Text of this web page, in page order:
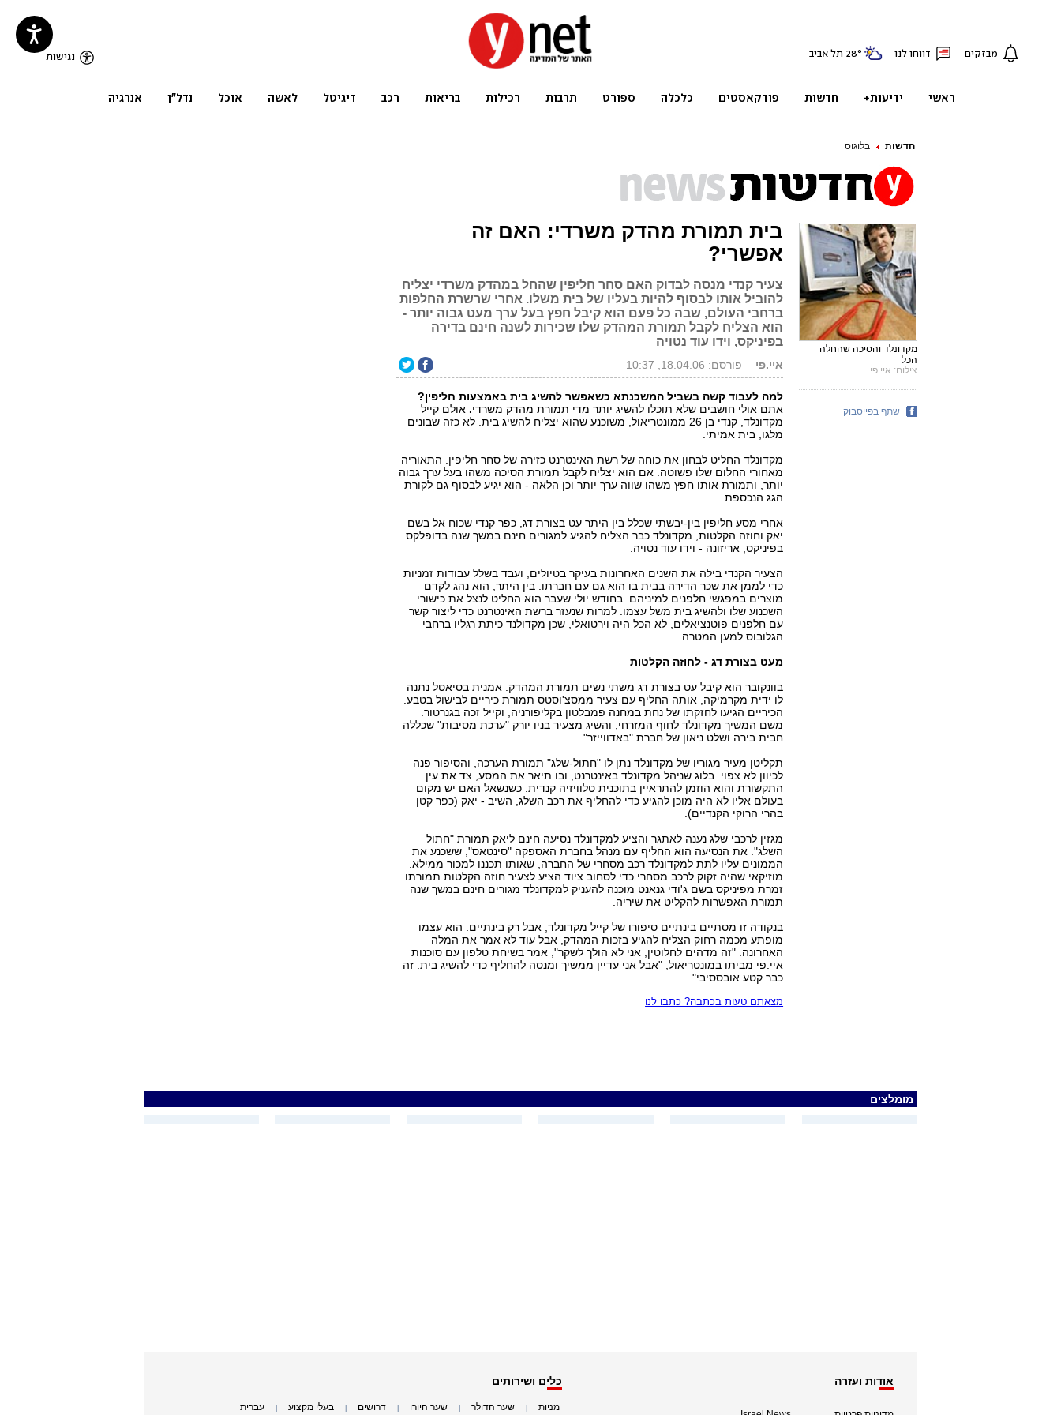
חדשות בלוגוס
בית תמורת מהדק משרדי: האם זה
אפשרי?
צעיר קנדי מנסה לבדוק האם סחר חליפין שהחל במהדק משרדי יצליח
להוביל אותו לבסוף להיות בעליו של בית משלו. אחרי שרשרת החלפות
ברחבי העולם, שבה כל פעם הוא קיבל חפץ בעל ערך מעט גבוה יותר -
הוא הצליח לקבל תמורת המהדק שלו שכירות לשנה חינם בדירה
בפיניקס, וידו עוד נטויה
איי.פי פורסם: 18.04.06, 10:37
למה לעבוד קשה בשביל המשכנתא כשאפשר להשיג בית באמצעות חליפין?
אתם אולי חושבים שלא תוכלו להשיג יותר מדי תמורת מהדק משרדי. אולם קייל
מקדונלד, קנדי בן 26 ממונטריאול, משוכנע שהוא יצליח להשיג בית. לא כזה שבונים
מלגו, בית אמיתי.
מקדונלד החליט לבחון את כוחה של רשת האינטרנט כזירה של סחר חליפין. התאוריה
מאחורי החלום שלו פשוטה: אם הוא יצליח לקבל תמורת הסיכה משהו בעל ערך גבוה
יותר, ותמורת אותו חפץ משהו שווה ערך יותר וכן הלאה - הוא יגיע לבסוף גם לקורת
הגג הנכספת.
אחרי מסע חליפין בין-יבשתי שכלל בין היתר עט בצורת דג, כפר קנדי שכוח אל בשם
יאק וחוזה הקלטות, מקדונלד כבר הצליח להגיע למגורים חינם במשך שנה בדופלקס
בפיניקס, אריזונה - וידו עוד נטויה.
הצעיר הקנדי בילה את השנים האחרונות בעיקר בטיולים, ועבד בשלל עבודות זמניות
כדי לממן את שכר הדירה בבית בו הוא גם עם חברתו. בין היתר, הוא נהג לקדם
מוצרים במפגשי חלפנים למיניהם. בחודש יולי שעבר הוא החליט לנצל את כישורי
השכנוע שלו ולהשיג בית משל עצמו. למרות שנעזר ברשת האינטרנט כדי ליצור קשר
עם חלפנים פוטנציאלים, לא הכל היה וירטואלי, שכן מקדולנד כיתת רגליו ברחבי
הגלובוס למען המטרה.
מעט בצורת דג - לחוזה הקלטות
בוונקובר הוא קיבל עט בצורת דג משתי נשים תמורת המהדק. אמנית בסיאטל נתנה
לו ידית מקרמיקה, אותה החליף עם צעיר ממסצ'וסטס תמורת כיריים לבישול בטבע.
הכיריים הגיעו לחזקתו של נחת במחנה פמבלטון בקליפורניה, וקייל זכה בגנרטור.
משם המשיך מקדונלד לחוף המזרחי, והשיג מצעיר בניו יורק "ערכת מסיבות" שכללה
חבית בירה ושלט ניאון של חברת "באדווייזר".
תקליטן מעיר מגוריו של מקדונלד נתן לו "חתול-שלג" תמורת הערכה, והסיפור פנה
לכיוון לא צפוי. בלוג שניהל מקדונלד באינטרנט, ובו תיאר את המסע, צד את עין
התקשורת והוא הוזמן להתראיין בתוכנית טלוויזיה קנדית. כשנשאל האם יש מקום
בעולם אליו לא היה מוכן להגיע כדי להחליף את רכב השלג, השיב - יאק (כפר קטן
בהרי הרוקי הקנדיים).
מגזין לרכבי שלג נענה לאתגר והציע למקדונלד נסיעה חינם ליאק תמורת "חתול
השלג". את הנסיעה הוא החליף עם מנהל בחברת האספקה "סינטאס", ששכנע את
הממונים עליו לתת למקדונלד רכב מסחרי של החברה, שאותו תכננו למכור ממילא.
מוזיקאי שהיה זקוק לרכב מסחרי כדי לסחוב ציוד הציע לצעיר חוזה הקלטות תמורתו.
זמרת מפיניקס בשם ג'ודי גנאנט מוכנה להעניק למקדונלד מגורים חינם במשך שנה
תמורת האפשרות להקליט את שיריה.
בנקודה זו מסתיים בינתיים סיפורו של קייל מקדונלד, אבל רק בינתיים. הוא עצמו
מופתע מכמה רחוק הצליח להגיע בזכות המהדק, אבל עוד לא אמר את המלה
האחרונה. "זה מדהים לחלוטין, אני לא הולך לשקר", אמר בשיחת טלפון עם סוכנות
איי.פי מביתו במונטריאול, "אבל אני עדיין ממשיך ומנסה להחליף כדי להשיג בית. זה
כבר קטע אובססיבי".
מצאתם טעות בכתבה? כתבו לנו
מקדונלד והסיכה שהחלה
הכל
צילום: איי פי
שתף בפייסבוק
מומלצים
אודות ועזרה כלים ושירותים
מניות שער הדולר שער היורו דרושים בעלי מקצוע עברית